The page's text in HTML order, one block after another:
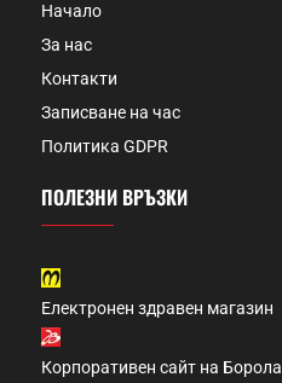
Начало
За нас
Контакти
Записване на час
Политика GDPR
ПОЛЕЗНИ ВРЪЗКИ
Електронен здравен магазин
Корпоративен сайт на Борола